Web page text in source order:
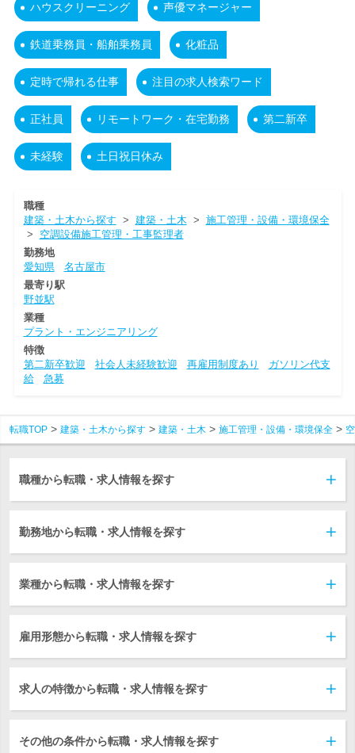
ハウスクリーニング 声優マネージャー
鉄道乗務員・船舶乗務員 化粧品
定時で帰れる仕事 注目の求人検索ワード
正社員 リモートワーク・在宅勤務 第二新卒
未経験 土日祝日休み
職種
建築・土木から探す > 建築・土木 > 施工管理・設備・環境保全
> 空調設備施工管理・工事監理者
勤務地
愛知県
名古屋市
最寄り駅
野並駅
業種
プラント・エンジニアリング
特徴
第二新卒歓迎
社会人未経験歓迎 再雇用制度あり
ガソリン代支
給
急募
転職TOP 建築・土木から探す 建築・土木 施工管理・設備・環境保全
職種から転職・求人情報を探す
勤務地から転職・求人情報を探す
業種から転職・求人情報を探す
雇用形態から転職・求人情報を探す
求人の特徴から転職・求人情報を探す
その他の条件から転職・求人情報を探す